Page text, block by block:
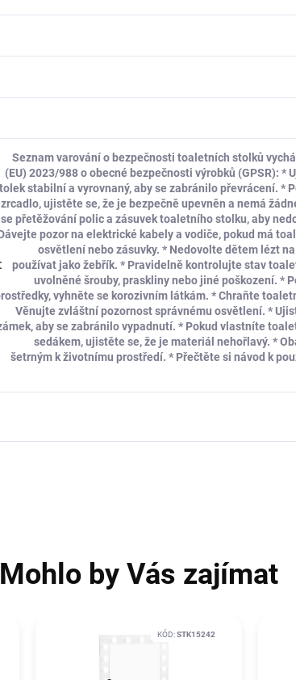
:
Seznam varování o bezpečnosti toaletních stolků
(EU) 2023/988 o obecné bezpečnosti výrobků (GPSR): *
stabilní a vyrovnaný, aby se zabránilo převrácení. *
zrcadlo, ujistěte se, že je bezpečně upevněn a nemá
se přetěžování polic a zásuvek toaletního stolku, aby
pozor na elektrické kabely a vodiče, pokud má
osvětlení nebo zásuvky. * Nedovolte dětem lézt
používat jako žebřík. * Pravidelně kontrolujte stav
uvolněné šrouby, praskliny nebo jiné poškození. *
vyhněte se korozivním látkám. * Chraňte
Věnujte zvláštní pozornost správnému osvětlení. *
aby se zabránilo vypadnutí. * Pokud vlastníte
sedákem, ujistěte se, že je materiál nehořlavý. *
šetrným k životnímu prostředí. * Přečtěte si návod k
Mohlo by Vás zajímat
KÓD:STK15242